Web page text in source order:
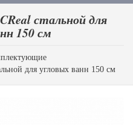
стальной для
150 см
для угловых ванн 150 см